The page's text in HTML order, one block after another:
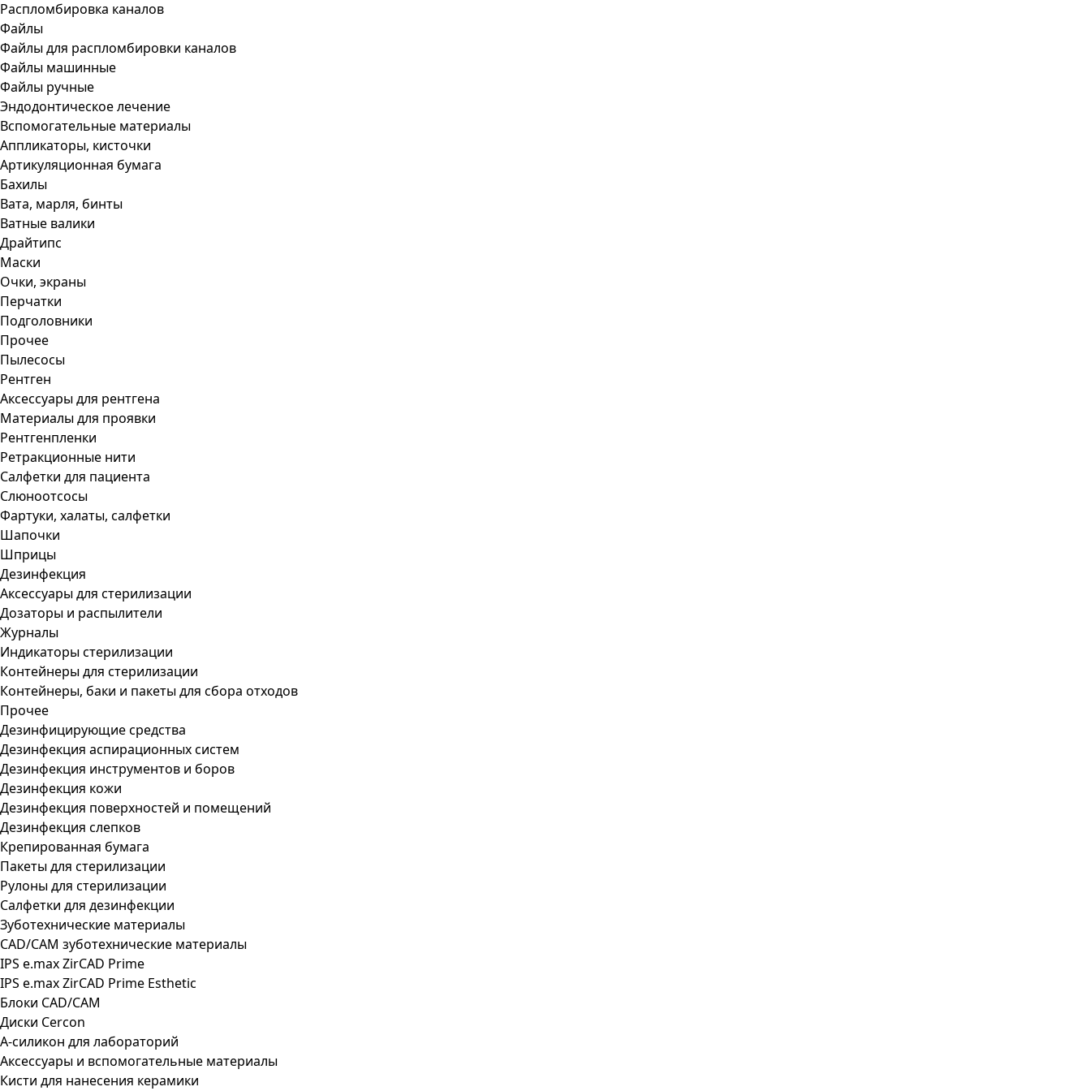
Распломбировка каналов
Файлы
Файлы для распломбировки каналов
Файлы машинные
Файлы ручные
Эндодонтическое лечение
Вспомогательные материалы
Аппликаторы, кисточки
Артикуляционная бумага
Бахилы
Вата, марля, бинты
Ватные валики
Драйтипс
Маски
Очки, экраны
Перчатки
Подголовники
Прочее
Пылесосы
Рентген
Аксессуары для рентгена
Материалы для проявки
Рентгенпленки
Ретракционные нити
Салфетки для пациента
Слюноотсосы
Фартуки, халаты, салфетки
Шапочки
Шприцы
Дезинфекция
Аксессуары для стерилизации
Дозаторы и распылители
Журналы
Индикаторы стерилизации
Контейнеры для стерилизации
Контейнеры, баки и пакеты для сбора отходов
Прочее
Дезинфицирующие средства
Дезинфекция аспирационных систем
Дезинфекция инструментов и боров
Дезинфекция кожи
Дезинфекция поверхностей и помещений
Дезинфекция слепков
Крепированная бумага
Пакеты для стерилизации
Рулоны для стерилизации
Салфетки для дезинфекции
Зуботехнические материалы
CAD/CAM зуботехнические материалы
IPS e.max ZirCAD Prime
IPS e.max ZirCAD Prime Esthetic
Блоки CAD/CAM
Диски Cercon
А-силикон для лабораторий
Аксессуары и вспомогательные материалы
Кисти для нанесения керамики